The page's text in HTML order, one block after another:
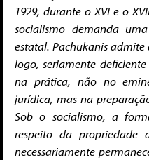
1929, durante o XVI e o
socialismo demanda
estatal. Pachukanis admite
logo, seriamente
na prática, não no
jurídica, mas na
Sob o socialismo, a
respeito da propriedade
necessariamente